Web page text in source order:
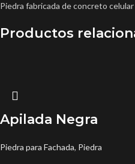
Piedra fabricada de concreto
Productos
Apilada Negra
Piedra para Fachada, Piedra